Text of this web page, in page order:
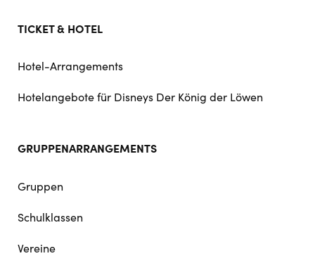
TICKET & HOTEL
Hotel-Arrangements
Hotelangebote für Disneys Der König der Löwen
GRUPPENARRANGEMENTS
Gruppen
Schulklassen
Vereine